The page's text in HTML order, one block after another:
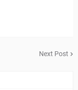
Next Post